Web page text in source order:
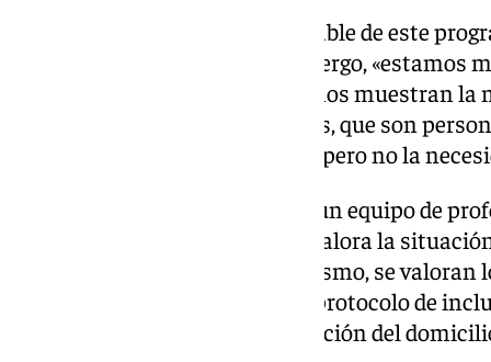
Según ha destacado el responsable de este
Cuidados Paliativos, Antonio Llergo, «estamos
porque sabemos que los datos nos muestran
prestamos a nuestros pacientes, que son
requiere una gran complejidad, pero no la
Para ello, el hospital ha creado un equipo de
Enfermería que cada mañana valora la
están en esta modalidad. Asimismo, se
incluirse y si es así, se inicia el protocolo de
formación del paciente o valoración del